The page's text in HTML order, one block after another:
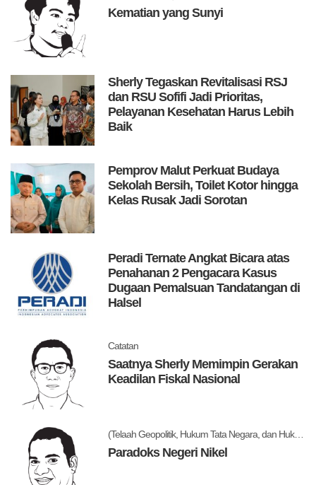
Kematian yang Sunyi
Sherly Tegaskan Revitalisasi RSJ
dan RSU Sofifi Jadi Prioritas,
Pelayanan Kesehatan Harus Lebih
Baik
Pemprov Malut Perkuat Budaya
Sekolah Bersih, Toilet Kotor hingga
Kelas Rusak Jadi Sorotan
Peradi Ternate Angkat Bicara atas
Penahanan 2 Pengacara Kasus
Dugaan Pemalsuan Tandatangan di
Halsel
Catatan
Saatnya Sherly Memimpin Gerakan
Keadilan Fiskal Nasional
(Telaah Geopolitik, Hukum Tata Negara, dan Hukum Administrasi Negara)
Paradoks Negeri Nikel